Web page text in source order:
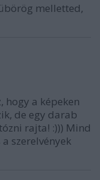
melletted,
hogy a képeken
de egy darab
rajta! :))) Mind
szerelvények